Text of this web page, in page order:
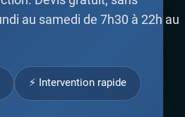
au samedi de 7h30 à 22h au
⚡ Intervention rapide